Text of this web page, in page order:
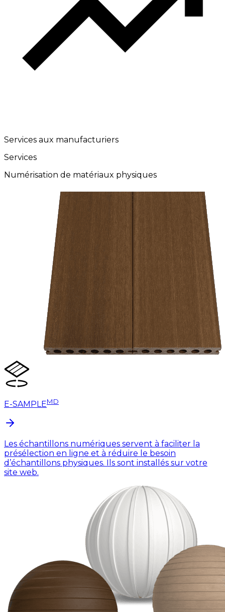
Services aux manufacturiers
Services
Numérisation de matériaux physiques
E-SAMPLEMD
Les échantillons numériques servent à faciliter la
présélection en ligne et à réduire le besoin
d’échantillons physiques. Ils sont installés sur votre
site web.